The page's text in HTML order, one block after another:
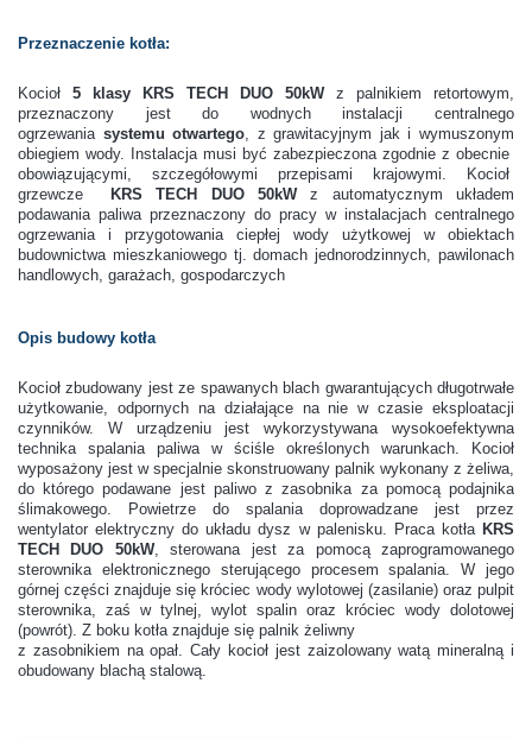
Przeznaczenie kotła:
Kocioł 5 klasy KRS TECH DUO 50kWz palnikiem retortowym,
przeznaczony jest do wodnych instalacji centralnego
ogrzewania systemu otwartego, z grawitacyjnym jak i wymuszonym
obiegiem wody. Instalacja musi być zabezpieczona zgodnie z obecnie
obowiązującymi, szczegółowymi przepisami krajowymi. Kocioł
grzewcze
KRS TECH DUO 50kWz automatycznym układem
podawania paliwa przeznaczony do pracy w instalacjach centralnego
ogrzewania i przygotowania ciepłej wody użytkowej w obiektach
budownictwa mieszkaniowego tj. domach jednorodzinnych, pawilonach
handlowych, garażach, gospodarczych
Opis budowy kotła
Kocioł zbudowany jest ze spawanych blach gwarantujących długotrwałe
użytkowanie, odpornych na działające na nie w czasie eksploatacji
czynników. W urządzeniu jest wykorzystywana wysokoefektywna
technika spalania paliwa w ściśle określonych warunkach. Kocioł
wyposażony jest w specjalnie skonstruowany palnik wykonany z żeliwa,
do którego podawane jest paliwo z zasobnika za pomocą podajnika
ślimakowego. Powietrze do spalania doprowadzane jest przez
wentylator elektryczny do układu dysz w palenisku. Praca kotła KRS
TECH DUO 50kW, sterowana jest za pomocą zaprogramowanego
sterownika elektronicznego sterującego procesem spalania. W jego
górnej części znajduje się króciec wody wylotowej (zasilanie) oraz pulpit
sterownika, zaś w tylnej, wylot spalin oraz króciec wody dolotowej
(powrót). Z boku kotła znajduje się palnik żeliwny
z zasobnikiem na opał. Cały kocioł jest zaizolowany watą mineralną i
obudowany blachą stalową.